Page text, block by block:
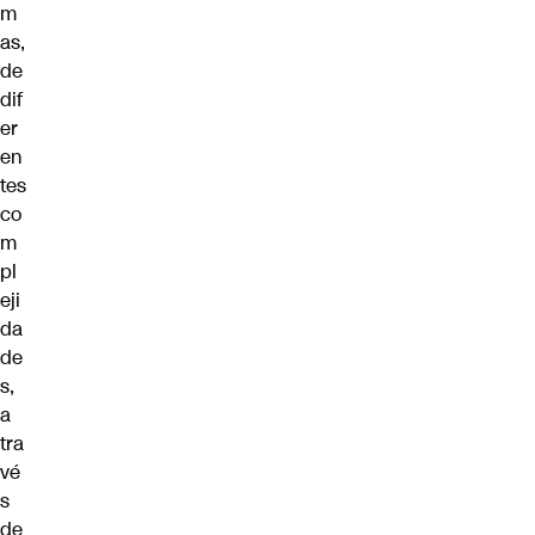
m
as,
de
dif
er
en
tes
co
m
pl
eji
da
de
s,
a
tra
vé
s
de